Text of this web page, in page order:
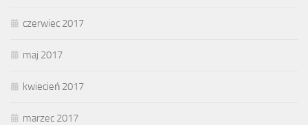
czerwiec 2017
maj 2017
kwiecień 2017
marzec 2017